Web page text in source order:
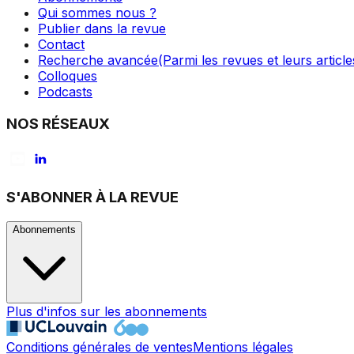
Qui sommes nous ?
Publier dans la revue
Contact
Recherche avancée(Parmi les revues et leurs
Colloques
Podcasts
NOS RÉSEAUX
S'ABONNER À LA REVUE
Abonnements
Plus d'infos sur les abonnements
Conditions générales de ventesMentions légales